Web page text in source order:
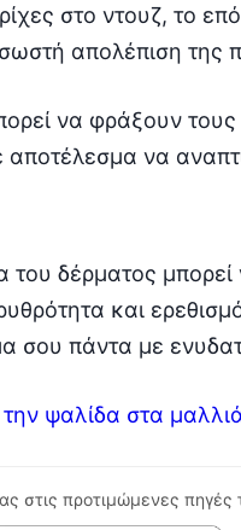
στο ντουζ, το
απολέπιση της
να φράξουν τους
να
δέρματος μπορεί
και
σου πάντα με
ψαλίδα στα
στις προτιμώμενες πηγές